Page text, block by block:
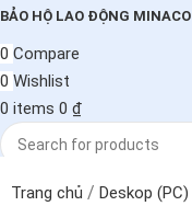
BẢO HỘ LAO ĐỘNG MINACO
0 Compare
0 Wishlist
0 items 0 ₫
Search
Trang chủ Deskop (PC)